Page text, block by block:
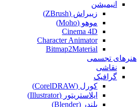
انیمیشن
زیبراش (ZBrush)
موهو (Moho)
Cinema 4D
Character Animator
Bitmap2Material
هنرهای تجسمی
نقاشی‌
گرافیک
کورل (CorelDRAW)
ایلاستریتور (Illustrator)
بلندر (Blender)